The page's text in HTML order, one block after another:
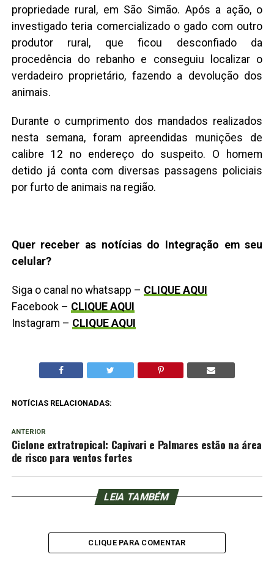
propriedade rural, em São Simão. Após a ação, o
investigado teria comercializado o gado com outro
produtor rural, que ficou desconfiado da
procedência do rebanho e conseguiu localizar o
verdadeiro proprietário, fazendo a devolução dos
animais.
Durante o cumprimento dos mandados realizados
nesta semana, foram apreendidas munições de
calibre 12 no endereço do suspeito. O homem
detido já conta com diversas passagens policiais
por furto de animais na região.
Quer receber as notícias do Integração em seu
celular?
Siga o canal no whatsapp – CLIQUE AQUI
Facebook – CLIQUE AQUI
Instagram – CLIQUE AQUI
NOTÍCIAS RELACIONADAS:
ANTERIOR
Ciclone extratropical: Capivari e Palmares estão na área
de risco para ventos fortes
LEIA TAMBÉM
CLIQUE PARA COMENTAR